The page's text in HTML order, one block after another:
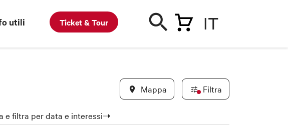
utili Ticket & Tour IT
Mappa Filtra
e filtra per data e interessi➝